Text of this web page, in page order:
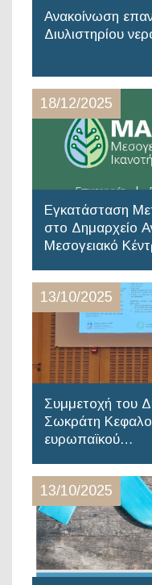
Ανακοίνωση
Διυλιστηρίου
18/12/2025
Εγκατάσταση
στο Δημαρχείο
Μεσογειακό
13/10/2025
Συμμετοχή του
Σωκράτη
ευρωπαϊκού…
13/10/2025